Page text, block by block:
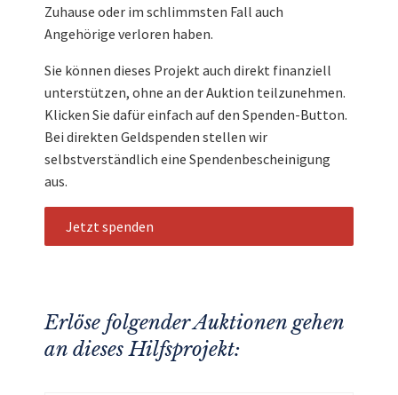
Zuhause oder im schlimmsten Fall auch
Angehörige verloren haben.
Sie können dieses Projekt auch direkt finanziell
unterstützen, ohne an der Auktion teilzunehmen.
Klicken Sie dafür einfach auf den Spenden-Button.
Bei direkten Geldspenden stellen wir
selbstverständlich eine Spendenbescheinigung
aus.
Jetzt spenden
Erlöse folgender Auktionen gehen
an dieses Hilfsprojekt: